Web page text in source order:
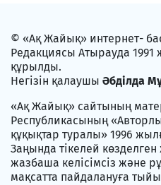
© «Ақ Жайық» интернет-
Редакциясы Атырауда
құрылды.
Негізін қалаушы Әбділда
«Ақ Жайық» сайтының
Республикасының
құқықтар туралы» 1996
Заңында тікелей
жазбаша келісімсіз және
мақсатта пайдалануға